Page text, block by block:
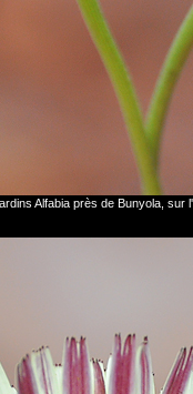
Alfabia près de Bunyola,